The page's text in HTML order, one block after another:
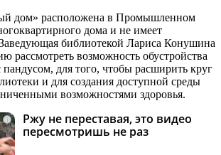
дом» расположена в Промышленном
дома и не имеет
библиотекой Лариса Конушина
рассмотреть возможность обустройства
пандусом, для того, чтобы расширить круг
и для создания доступной среды
возможностями здоровья.
i
Ржу не переставая, это видео
пересмотришь не раз